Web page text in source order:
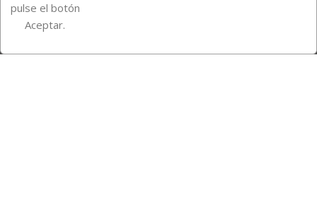
InstagramTikTok
pulse el botón
Aceptar.